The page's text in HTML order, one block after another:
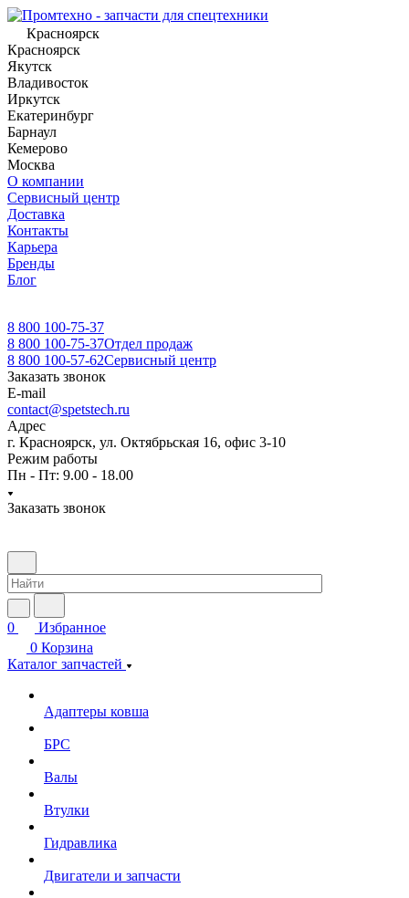
Красноярск
Красноярск
Якутск
Владивосток
Иркутск
Екатеринбург
Барнаул
Кемерово
Москва
О компании
Сервисный центр
Доставка
Контакты
Карьера
Бренды
Блог
8 800 100-75-37
8 800 100-75-37Отдел продаж
8 800 100-57-62Сервисный центр
Заказать звонок
E-mail
contact@spetstech.ru
Адрес
г. Красноярск, ул. Октябрьская 16, офис 3-10
Режим работы
Пн - Пт: 9.00 - 18.00
Заказать звонок
0
Избранное
0 Корзина
Каталог запчастей
Адаптеры ковша
БРС
Валы
Втулки
Гидравлика
Двигатели и запчасти